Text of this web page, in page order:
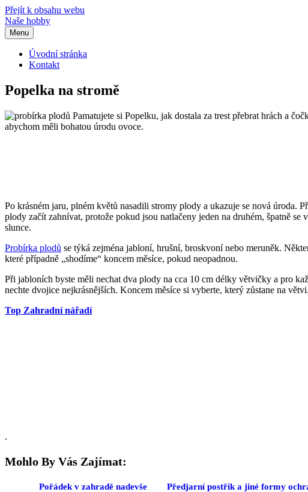
Přejít k obsahu webu
Naše hobby
Menu
Úvodní stránka
Kontakt
Popelka na stromě
Pamatujete si Popelku, jak dostala za trest přebrat hrách a
abychom měli bohatou úrodu ovoce.
Po krásném jaru, plném květů nasadili stromy plody a ukazuje se nová
plody začít zahnívat, protože pokud jsou natlačeny jeden na druhém, špatně
slunce.
Probírka plodů se týká zejména jabloní, hrušní, broskvoní nebo meruněk.
které případně „shodíme“ koncem měsíce, pokud neopadnou.
Při jabloních byste měli nechat dva plody na cca 10 cm délky větvičky a pro
nechte dvojice nejkrásnějších. Koncem měsíce si vyberte, který zůstane na větvi.
Top Zahradní nářadí
.
Mohlo By Vás Zajímat:
Pořádek v zahradě nadevše Předjarní postřik a jiné formy